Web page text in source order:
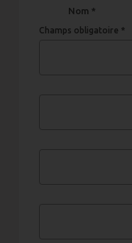
Nom *
Champs obligatoire *